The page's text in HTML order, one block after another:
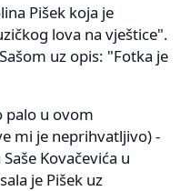
Pišek koja je
lova na vještice".
uz opis: "Fotka je
palo u ovom
mi je neprihvatljivo) -
Kovačevića u
je Pišek uz